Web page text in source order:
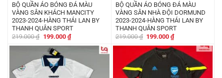
BỘ QUẦN ÁO BÓNG ĐÁ MÀU
VÀNG SÂN KHÁCH MANCITY
2023-2024-HÀNG THÁI LAN BY
THANH QUÂN SPORT
219.000₫ Giá
là:
219.000 ₫.
199.000 ₫Giá
hiện
tại
199.000 ₫.
BỘ QUẦN ÁO BÓNG ĐÁ MÀU
VÀNG SÂN NHÀ ĐỘI DORMUND
2023-2024-HÀNG THÁI LAN BY
THANH QUÂN SPORT
219.000₫ Giá
là:
219.000 ₫.
199.000₫Giá
tại
là:
199.000 ₫.